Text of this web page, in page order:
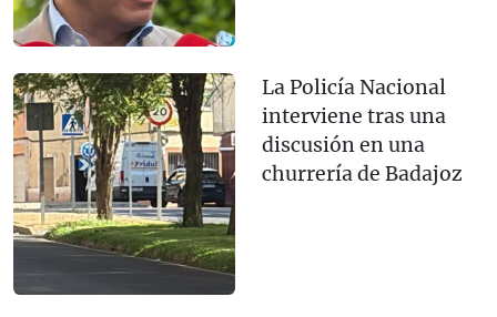
La Policía Nacional
interviene tras una
discusión en una
churrería de Badajoz